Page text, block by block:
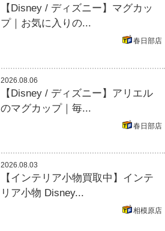
【Disney / ディズニー】マグカッ
プ｜お気に入りの...
春日部店
2026.08.06
【Disney / ディズニー】アリエル
のマグカップ｜毎...
春日部店
2026.08.03
【インテリア小物買取中】インテ
リア小物 Disney...
相模原店